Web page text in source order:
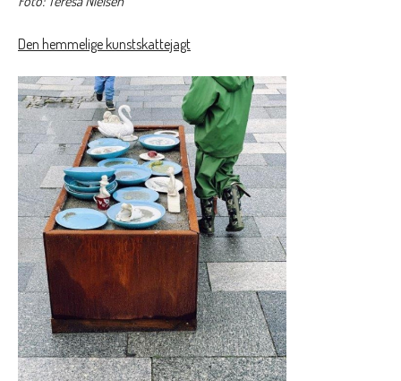
Den hemmelige kunstskattejagt